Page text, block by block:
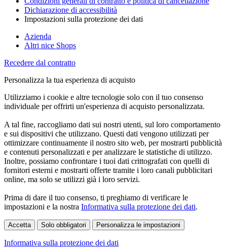
Dichiarazione di accessibilità
Impostazioni sulla protezione dei dati
Azienda
Altri nice Shops
Recedere dal contratto
Personalizza la tua esperienza di acquisto
Utilizziamo i cookie e altre tecnologie solo con il tuo consenso
individuale per offrirti un'esperienza di acquisto personalizzata.
A tal fine, raccogliamo dati sui nostri utenti, sul loro comportamento
e sui dispositivi che utilizzano. Questi dati vengono utilizzati per
ottimizzare continuamente il nostro sito web, per mostrarti pubblicità
e contenuti personalizzati e per analizzare le statistiche di utilizzo.
Inoltre, possiamo confrontare i tuoi dati crittografati con quelli di
fornitori esterni e mostrarti offerte tramite i loro canali pubblicitari
online, ma solo se utilizzi già i loro servizi.
Prima di dare il tuo consenso, ti preghiamo di verificare le
impostazioni e la nostra Informativa sulla protezione dei dati.
Accetta Solo obbligatori Personalizza le impostazioni
Informativa sulla protezione dei dati